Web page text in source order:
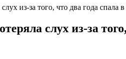
из-за того, что два года спала
слух из-за